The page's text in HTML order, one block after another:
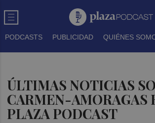
PODCASTS PUBLICIDAD QUIÉNES
ÚLTIMAS NOTICIAS
CARMEN-AMORAGAS
PLAZA PODCAST